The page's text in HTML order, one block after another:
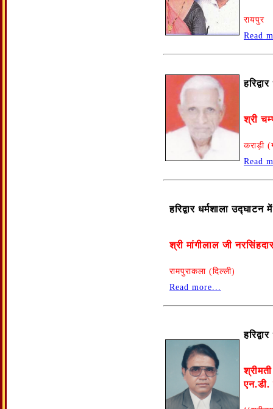
रायपुर
Read
श्री
कराड़ी
Read
हरिद्वार धर्मशाला
श्री मांगीलाल जी
रामपुराकला (दिल्ली)
Read more...
एन.डी.